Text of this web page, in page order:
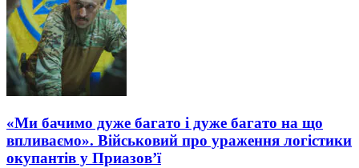
«Ми бачимо дуже багато і дуже багато на що
впливаємо». Військовий про ураження логістики
окупантів у Приазов’ї